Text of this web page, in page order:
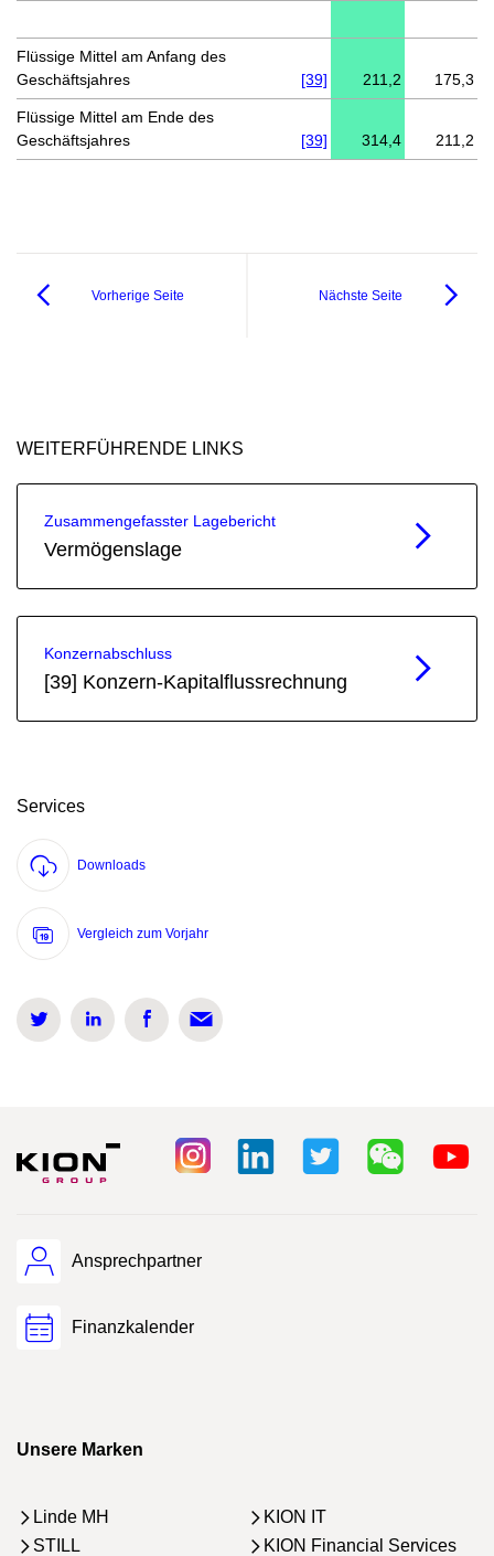
Flüssige Mittel am Anfang des
Geschäftsjahres
[39] 211,2 175,3
Flüssige Mittel am Ende des
Geschäftsjahres
[39] 314,4 211,2
Vorherige Seite Nächste Seite
WEITERFÜHRENDE LINKS
Zusammen­gefasster Lagebericht
Vermögenslage
Konzernabschluss
[39] Konzern-Kapital­flussrechnung
Services
Downloads
Vergleich zum Vorjahr
Ansprechpartner
Finanzkalender
Unsere Marken
Linde MH
STILL
KION IT
KION Financial Services